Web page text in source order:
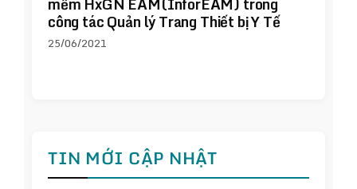
công tác Quản lý Trang Thiết bị Y Tế
25/06/2021
TIN MỚI CẬP NHẬT